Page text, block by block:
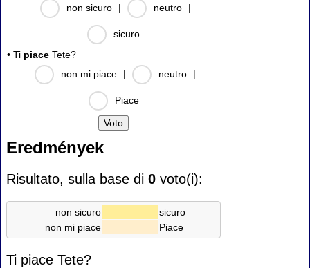
non sicuro
| neutro |
sicuro
• Ti piace Tete?
non mi piace
| neutro |
Piace
Eredmények
Risultato, sulla base di 0 voto(i):
non sicuro
sicuro
non mi piace
Piace
Ti piace Tete?